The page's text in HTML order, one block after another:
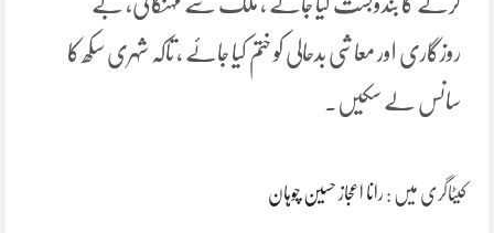
روزگاری اور معاشی بدحالی کو ختم کیا جائے ، تاکہ شہری سکھ کا
سانس لے سکیں۔
کیٹاگری میں : رانا اعجاز حسین چوہان